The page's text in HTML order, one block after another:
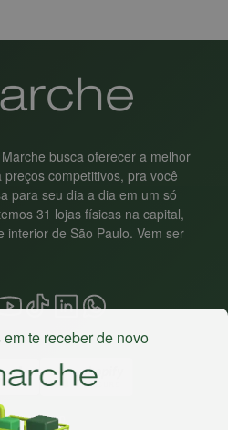
busca oferecer a melhor
competitivos, pra você
para seu dia a dia em um só
31 lojas físicas na capital,
interior de São Paulo. Vem ser
nosso app
te receber de novo